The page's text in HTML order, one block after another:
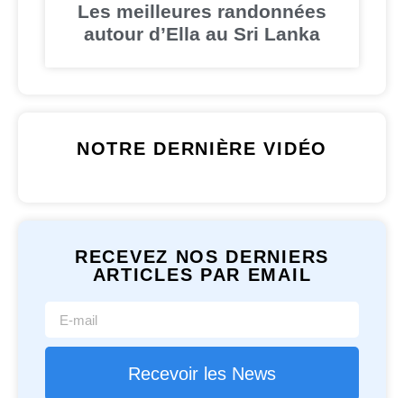
Les meilleures randonnées
autour d’Ella au Sri Lanka
NOTRE DERNIÈRE VIDÉO
RECEVEZ NOS DERNIERS
ARTICLES PAR EMAIL
Recevoir les News